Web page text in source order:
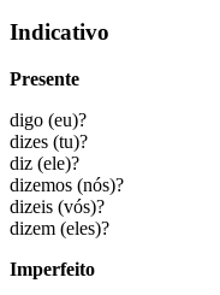
Indicativo
Presente
digo (eu)?
dizes (tu)?
diz (ele)?
dizemos (nós)?
dizeis (vós)?
dizem (eles)?
Imperfeito